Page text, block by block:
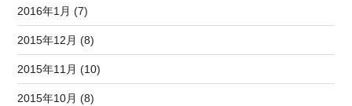
2016年1月 (7)
2015年12月 (8)
2015年11月 (10)
2015年10月 (8)